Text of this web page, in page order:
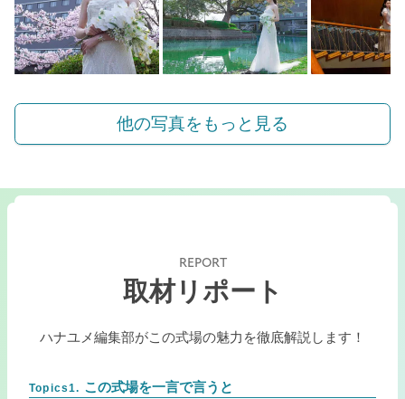
他の写真をもっと見る
REPORT
取材リポート
ハナユメ編集部がこの式場の魅力を徹底解説します！
Topics1. この式場を一言で言うと